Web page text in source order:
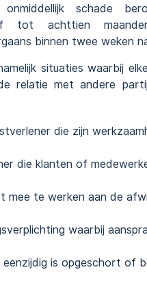
schade
tot achttien
binnen twee weken
situaties waarbij
relatie met andere
die zijn
die klanten of
mee te werken aan de
waarbij
eenzijdig is opgeschort of